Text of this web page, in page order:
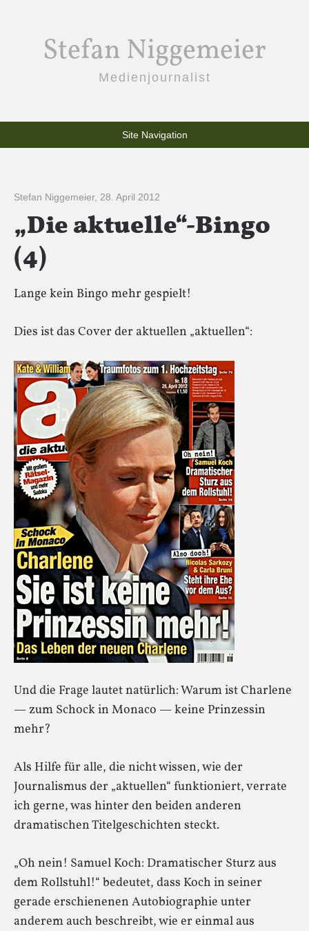
Stefan Niggemeier
Medienjournalist
Site Navigation
Stefan Niggemeier, 28. April 2012
„Die aktuelle“-Bingo
(4)
Lange kein Bingo mehr gespielt!
Dies ist das Cover der aktuellen „aktuellen“:
Und die Frage lautet natürlich: Warum ist Charlene
— zum Schock in Monaco — keine Prinzessin
mehr?
Als Hilfe für alle, die nicht wissen, wie der
Journalismus der „aktuellen“ funktioniert, verrate
ich gerne, was hinter den beiden anderen
dramatischen Titelgeschichten steckt.
„Oh nein! Samuel Koch: Dramatischer Sturz aus
dem Rollstuhl!“ bedeutet, dass Koch in seiner
gerade erschienenen Autobiographie unter
anderem auch beschreibt, wie er einmal aus